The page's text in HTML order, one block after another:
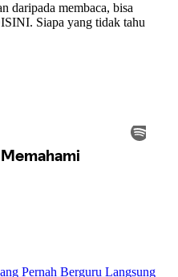
daripada membaca, bisa
Siapa yang tidak tahu
Pernah Berguru Langsung